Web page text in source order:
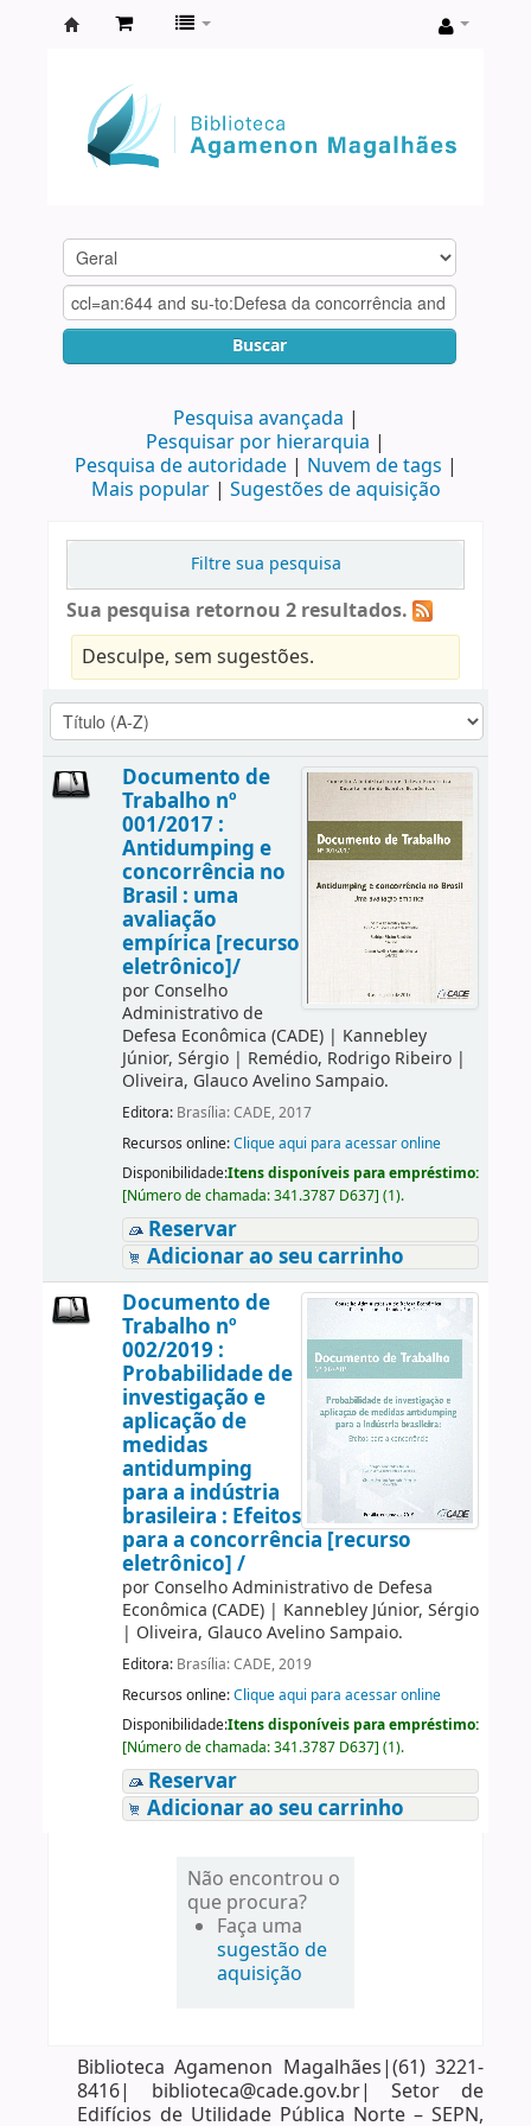
Agamenon
Magalhães
Buscar
Pesquisa avançada
Pesquisar por hierarquia
Pesquisa de autoridade
Nuvem de tags
Mais popular
Sugestões de aquisição
Filtre sua pesquisa
Sua pesquisa retornou 2 resultados.
Desculpe, sem sugestões.
Documento de
Trabalho nº
001/2017 :
Antidumping e
concorrência no
Brasil : uma
avaliação
empírica [recurso
eletrônico]/
por Conselho
Administrativo de
Defesa Econômica (CADE)| Kannebley
Júnior, Sérgio| Remédio, Rodrigo Ribeiro|
Oliveira, Glauco Avelino Sampaio.
Editora: Brasília: CADE, 2017
Recursos online:Clique aqui para acessar online
Disponibilidade:Itens disponíveis para empréstimo:
[Número de chamada:341.3787 D637] (1).
Reservar
Adicionar ao seu carrinho
Documento de
Trabalho nº
002/2019 :
Probabilidade de
investigação e
aplicação de
medidas
antidumping
para a indústria
brasileira : Efeitos
para a concorrência [recurso
eletrônico] /
por Conselho Administrativo de Defesa
Econômica (CADE)| Kannebley Júnior, Sérgio
| Oliveira, Glauco Avelino Sampaio.
Editora: Brasília: CADE, 2019
Recursos online:Clique aqui para acessar online
Disponibilidade:Itens disponíveis para empréstimo:
[Número de chamada:341.3787 D637] (1).
Reservar
Adicionar ao seu carrinho
Não encontrou o
que procura?
Faça uma
sugestão de
aquisição
Biblioteca Agamenon Magalhães|(61) 3221-
8416| biblioteca@cade.gov.br| Setor de
Edifícios de Utilidade Pública Norte – SEPN,